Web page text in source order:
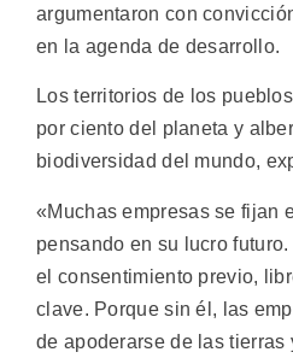
argumentaron con
en la agenda de desarrollo.
Los territorios de los
por ciento del planeta y
biodiversidad del mundo,
«Muchas empresas se fijan
pensando en su lucro
el consentimiento previo,
clave. Porque sin él, las
de apoderarse de las tierras